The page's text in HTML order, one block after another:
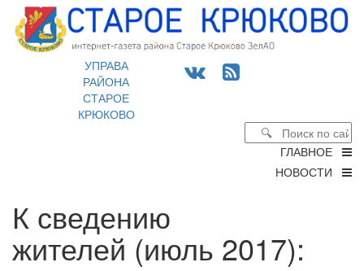
УПРАВА
РАЙОНА
СТАРОЕ
КРЮКОВО
ГЛАВНОЕ
НОВОСТИ
К сведению
жителей (июль 2017):